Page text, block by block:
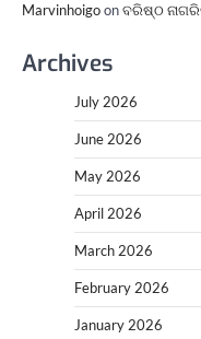
Marvinhoigoonବରିଷ୍ଠ
Archives
July 2026
June 2026
May 2026
April 2026
March 2026
February 2026
January 2026